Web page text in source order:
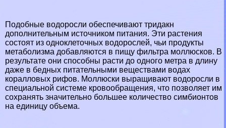
Подобные водоросли обеспечивают тридакн
дополнительным источником питания. Эти растения
состоят из одноклеточных водорослей, чьи продукты
метаболизма добавляются в пищу фильтра моллюсков. В
результате они способны расти до одного метра в длину
даже в бедных питательными веществами водах
коралловых рифов. Моллюски выращивают водоросли в
специальной системе кровообращения, что позволяет им
сохранять значительно большее количество симбионтов
на единицу объема.